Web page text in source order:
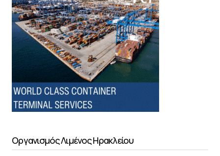
Οργανισμός Λιμένος Ηρακλείου